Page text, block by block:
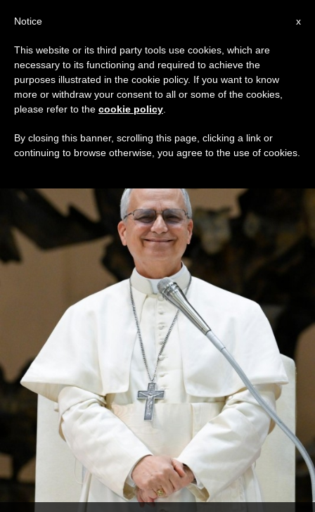
TAG
Posts Tagged ‘تبادل’
DERNIÈRES NOUVELLES
x
Notice
This website or its third party tools use cookies, which are
necessary to its functioning and required to achieve the
purposes illustrated in the cookie policy. If you want to know
more or withdraw your consent to all or some of the cookies,
please refer to the cookie policy
By closing this banner, scrolling this page, clicking a link or
continuing to browse otherwise, you agree to the use of cookies.